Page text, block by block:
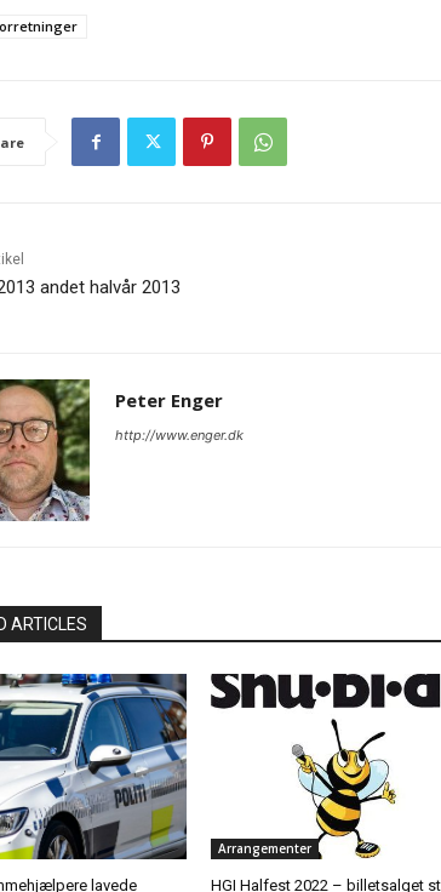
andet halvår 2013
Peter Enger
http://www.enger.dk
ARTICLES
lavede
Arrangementer
HGI Halfest 2022 – billetsalget